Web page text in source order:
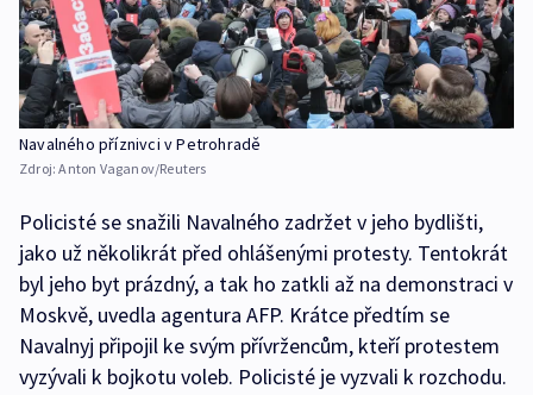
Navalného příznivci v Petrohradě
Zdroj:Anton Vaganov/Reuters
Policisté se snažili Navalného zadržet v jeho bydlišti,
jako už několikrát před ohlášenými protesty. Tentokrát
byl jeho byt prázdný, a tak ho zatkli až na demonstraci v
Moskvě, uvedla agentura AFP. Krátce předtím se
Navalnyj připojil ke svým přívržencům, kteří protestem
vyzývali k bojkotu voleb. Policisté je vyzvali k rozchodu.